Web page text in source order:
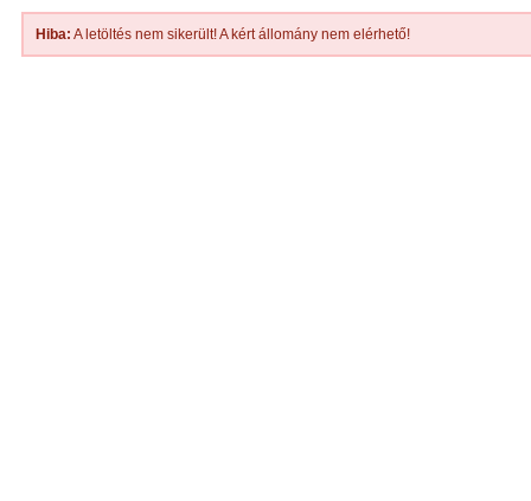
Hiba: A letöltés nem sikerült! A kért állomány nem elérhető!